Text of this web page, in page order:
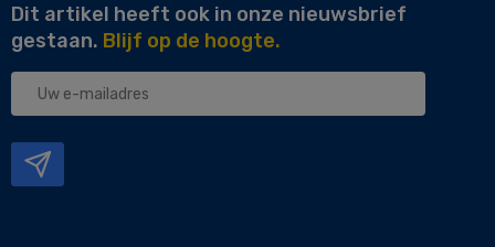
Dit artikel heeft ook in onze nieuwsbrief
gestaan. Blijf op de hoogte.
Uw